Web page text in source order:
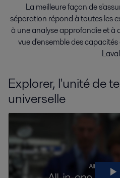
La meilleure façon de
séparation répond à toutes les
à une analyse approfondie et à
vue d'ensemble des
Explorer, l'unité de
universelle